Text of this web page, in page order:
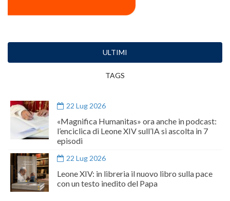
ULTIMI
TAGS
22 Lug 2026
«Magnifica Humanitas» ora anche in podcast:
l’enciclica di Leone XIV sull’IA si ascolta in 7
episodi
22 Lug 2026
Leone XIV: in libreria il nuovo libro sulla pace
con un testo inedito del Papa